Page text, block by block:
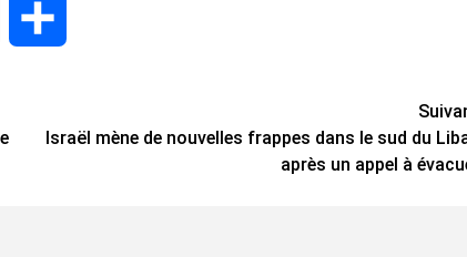
Email
Israël mène de nouvelles frappes dans le sud du
après un appel à